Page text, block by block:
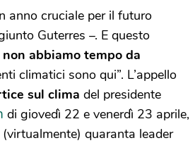
anno cruciale per il futuro
Guterres –. E questo
non abbiamo tempo da
climatici sono qui”. L’appello
sul clima del presidente
di giovedì 22 e venerdì 23 aprile,
quaranta leader